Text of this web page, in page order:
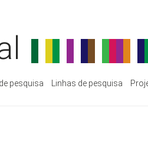
pesquisa Linhas de pesquisa